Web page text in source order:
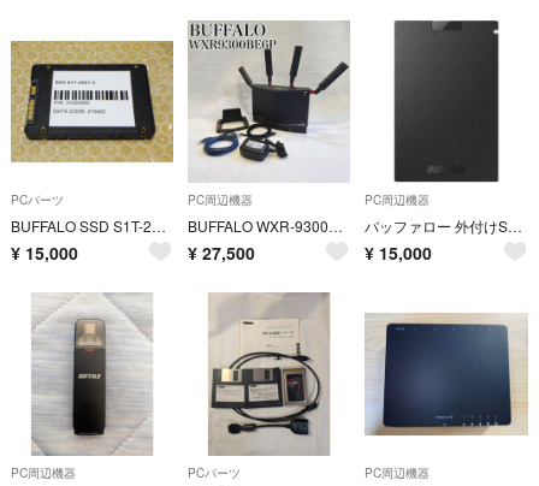
PCパーツ
BUFFALO SSD S1T-25ST-0 1TB
¥ 15,000
PC周辺機器
BUFFALO WXR-9300BE6P Wi-Fi 7対応 無線LANルーター
¥ 27,500
PC周辺機器
バッファロー 外付けSSD SSD-PG1.0U3-BC [ブラック]
¥ 15,000
PC周辺機器 PCパーツ PC周辺機器